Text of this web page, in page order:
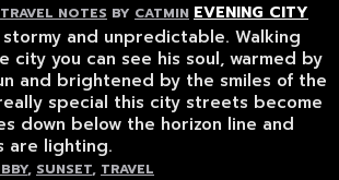
TRAVEL NOTES BY CATMIN EVENING CITY
and unpredictable. Walking
city you can see his soul, warmed by
and brightened by the smiles of the
special this city streets become
down below the horizon line and
are lighting.
, SUNSET, TRAVEL